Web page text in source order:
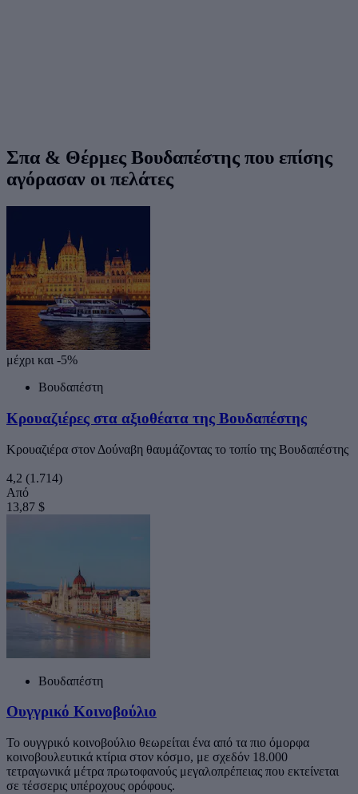
Σπα & Θέρμες Βουδαπέστης που επίσης
αγόρασαν οι πελάτες
μέχρι και -5%
Βουδαπέστη
Κρουαζιέρες στα αξιοθέατα της Βουδαπέστης
Κρουαζιέρα στον Δούναβη θαυμάζοντας το τοπίο της Βουδαπέστης
4,2 (1.714)
Από
13,87 $
Βουδαπέστη
Ουγγρικό Κοινοβούλιο
Το ουγγρικό κοινοβούλιο θεωρείται ένα από τα πιο όμορφα
κοινοβουλευτικά κτίρια στον κόσμο, με σχεδόν 18.000
τετραγωνικά μέτρα πρωτοφανούς μεγαλοπρέπειας που εκτείνεται
σε τέσσερις υπέροχους ορόφους.